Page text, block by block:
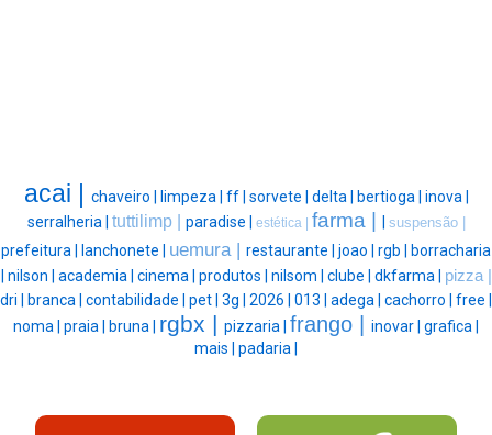
acai | chaveiro | limpeza | ff | sorvete | delta | bertioga | inova |
serralheria | tuttilimp | paradise | estética | farma | suspensão |
prefeitura | lanchonete | uemura | restaurante | joao | rgb |
borracharia
nilson | academia | cinema | produtos | nilsom | clube | dkfarma | pizza |
dri |
branca | contabilidade | pet | 3g | 2026 | 013 | adega | cachorro | free |
noma | praia | bruna | rgbx | pizzaria | frango | inovar | grafica |
mais | padaria |